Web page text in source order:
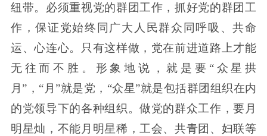
纽带。必须重视党的群团工作，抓好党的群团工
作，保证党始终同广大人民群众同呼吸、共命
运、心连心。只有这样做，党在前进道路上才能
无往而不胜。形象地说，就是要“众星拱
月”，“月”就是党，“众星”就是包括群团组织在内
的党领导下的各种组织。做党的群众工作，要月
明星灿，不能月明星稀，工会、共青团、妇联等